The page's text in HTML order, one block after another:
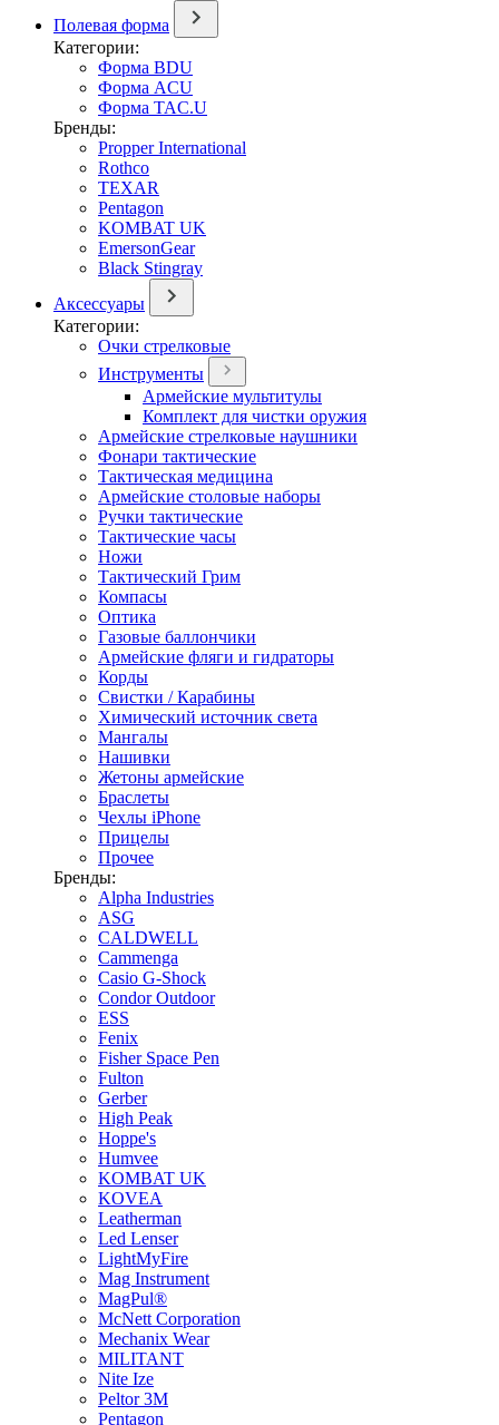
Полевая форма
Категории:
Форма BDU
Форма ACU
Форма TAC.U
Бренды:
Propper International
Rothco
TEXAR
Pentagon
KOMBAT UK
EmersonGear
Black Stingray
Аксессуары
Категории:
Очки стрелковые
Инструменты
Армейские мультитулы
Комплект для чистки оружия
Армейские стрелковые наушники
Фонари тактические
Тактическая медицина
Армейские столовые наборы
Ручки тактические
Тактические часы
Ножи
Тактический Грим
Компасы
Оптика
Газовые баллончики
Армейские фляги и гидраторы
Корды
Свистки / Карабины
Химический источник света
Мангалы
Нашивки
Жетоны армейские
Браслеты
Чехлы iPhone
Прицелы
Прочее
Бренды:
Alpha Industries
ASG
CALDWELL
Cammenga
Casio G-Shock
Condor Outdoor
ESS
Fenix
Fisher Space Pen
Fulton
Gerber
High Peak
Hoppe's
Humvee
KOMBAT UK
KOVEA
Leatherman
Led Lenser
LightMyFire
Mag Instrument
MagPul®
McNett Corporation
Mechanix Wear
MILITANT
Nite Ize
Peltor 3M
Pentagon